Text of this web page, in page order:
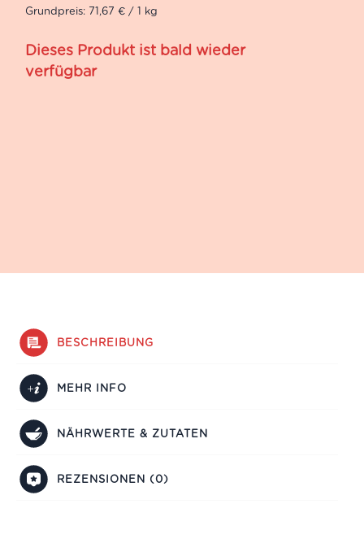
Grundpreis: 71,67 € / 1 kg
Dieses Produkt ist bald wieder
verfügbar
BESCHREIBUNG
MEHR INFO
NÄHRWERTE & ZUTATEN
REZENSIONEN (0)